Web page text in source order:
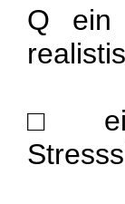
Q ein
□ ein